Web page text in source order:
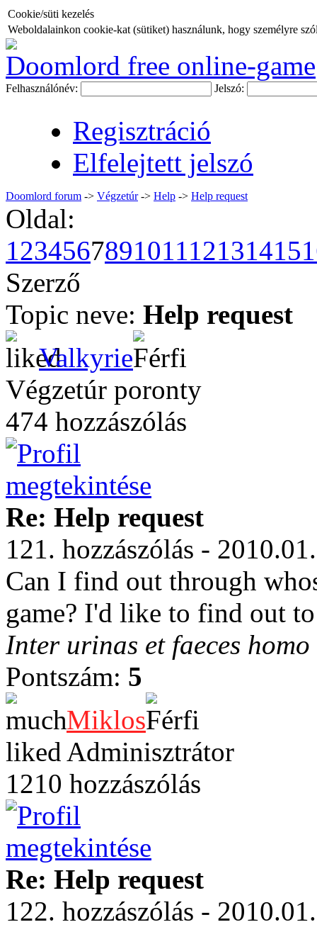
Cookie/süti kezelés
Weboldalainkon cookie-kat (sütiket) használunk, hogy személyre
Doomlord free online-game
Felhasználónév: Jelszó:
Regisztráció
Elfelejtett jelszó
Doomlord forum -> Végzetúr-> Help -> Help request
Oldal:
123456789101112131415
Szerző
Topic neve: Help request
Valkyrie
Végzetúr poronty
474 hozzászólás
Re: Help request
121. hozzászólás -
Can I find out through
game? I'd like to find out
Inter urinas et faeces
Pontszám: 5
Miklos
Adminisztrátor
1210 hozzászólás
Re: Help request
122. hozzászólás -